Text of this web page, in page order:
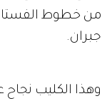
من خطوط الفستان
جبران.
وهذا الكليب نجاح